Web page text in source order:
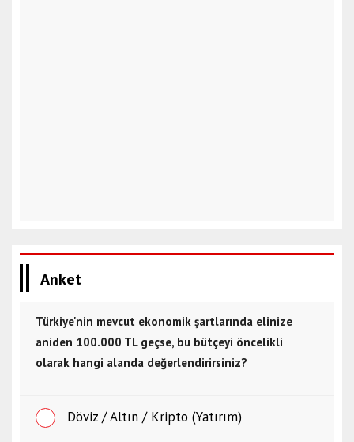
Anket
Türkiye'nin mevcut ekonomik şartlarında elinize
aniden 100.000 TL geçse, bu bütçeyi öncelikli
olarak hangi alanda değerlendirirsiniz?
Döviz / Altın / Kripto (Yatırım)